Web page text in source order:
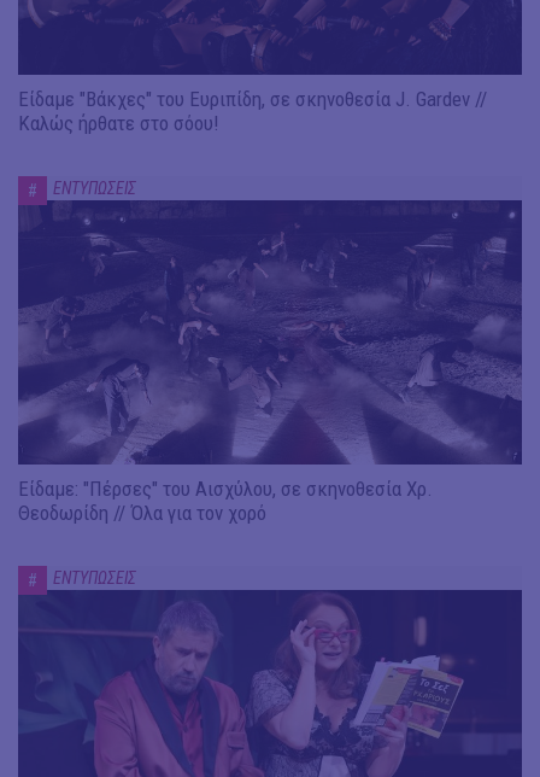
Είδαμε "Βάκχες" του Ευριπίδη, σε σκηνοθεσία J. Gardev //
Καλώς ήρθατε στο σόου!
# ΕΝΤΥΠΩΣΕΙΣ
Είδαμε: "Πέρσες" του Αισχύλου, σε σκηνοθεσία Χρ.
Θεοδωρίδη // Όλα για τον χορό
# ΕΝΤΥΠΩΣΕΙΣ